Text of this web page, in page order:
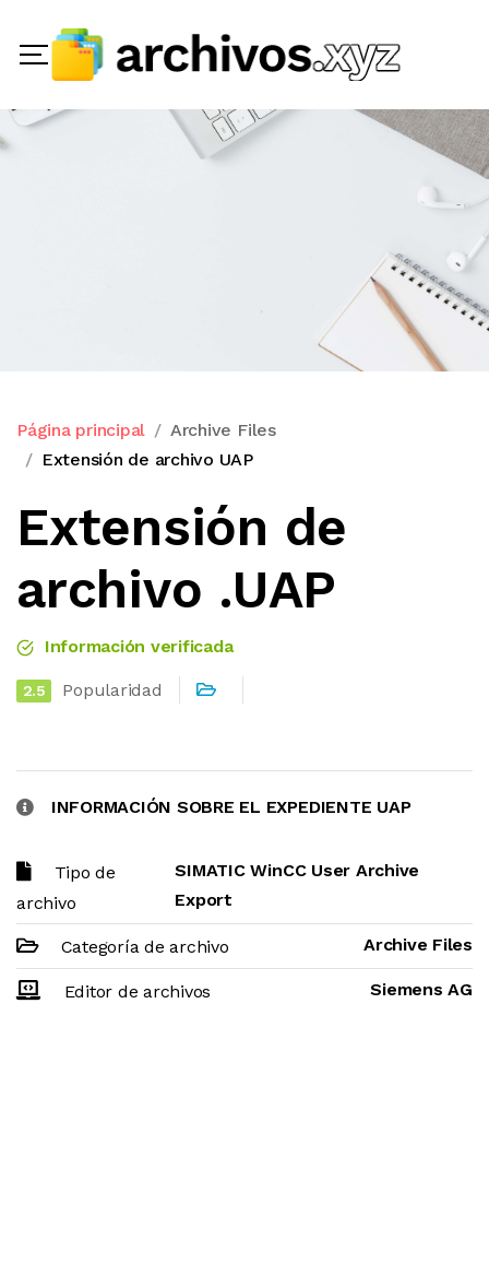
Página principal
Archive Files
Extensión de archivo UAP
Extensión de
archivo .UAP
Información verificada
2.5 Popularidad
INFORMACIÓN SOBRE EL EXPEDIENTE UAP
Tipo de
archivo
SIMATIC WinCC User Archive
Export
Categoría de archivo Archive Files
Editor de archivos Siemens AG